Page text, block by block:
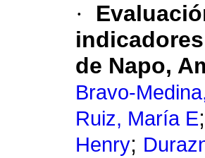
·
de Napo,
Bravo-
Ruiz, María E;
Henry;